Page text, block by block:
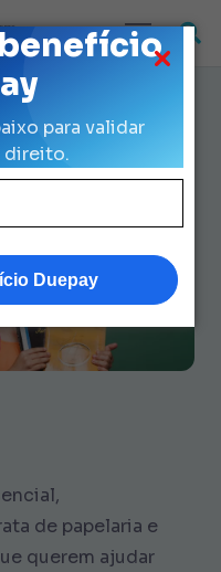
para validar
direito.
Duepay
de
uma
perfeita
de papelaria e
querem ajudar